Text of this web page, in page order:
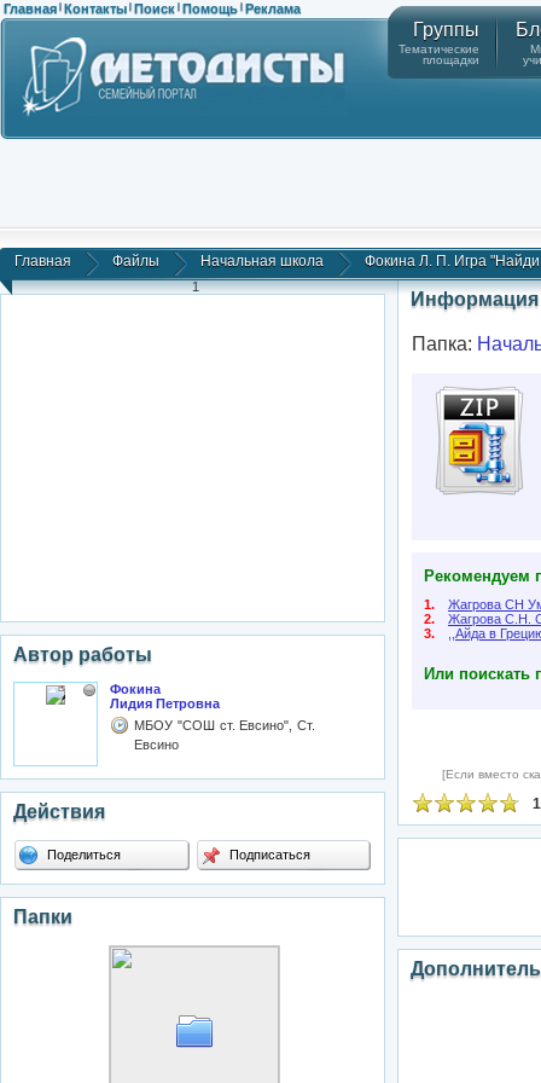
Главная | Контакты | Поиск | Помощь | Реклама
Группы
Тематические
площадки
Главная Файлы Начальная школа Фокина Л. П. Игра "Найди
1
Автор работы
Фокина
Лидия Петровна
МБОУ "СОШ ст. Евсино", Ст.
Евсино
Действия
Поделиться Подписаться
Папки
Информация
Папка:
Рекомендуем
1.
Жагрова СН
2.
Жагрова С.Н.
3.
,,Айда в
Или поискать
[Если вместо